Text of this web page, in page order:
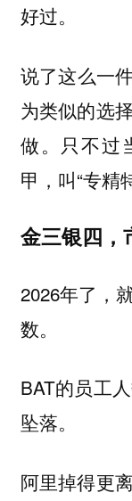
好过。
说了这么一
为类似的选
做。只不过
甲，叫“专精
金三银四，
2026年了，
数。
BAT的员工
坠落。
阿里掉得更